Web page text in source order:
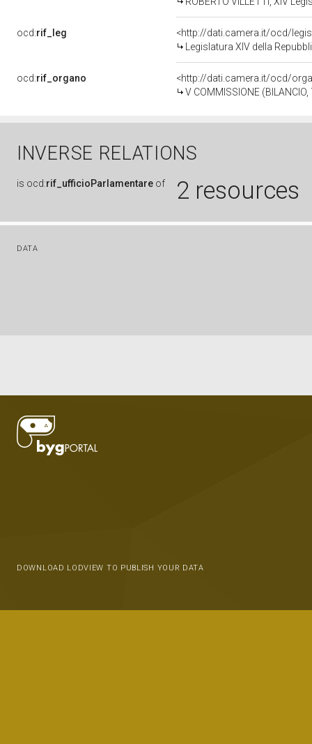
ocd:rif_leg
<http://dati.camera.it/ocd/
Legislatura XIV della
ocd:rif_organo
<http://dati.camera.it/ocd/
V COMMISSIONE
INVERSE RELATIONS
is ocd:rif_ufficioParlamentare of 2 resources
DATA
DOWNLOAD LODVIEW TO PUBLISH YOUR DATA